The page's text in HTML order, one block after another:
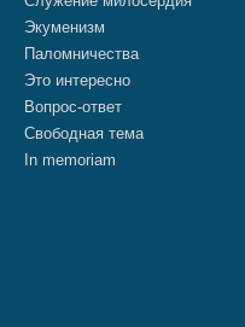
Экуменизм
Паломничества
Это интересно
Вопрос-ответ
Свободная тема
In memoriam